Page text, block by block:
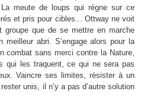
meute de loups qui règne sur ce
et pris pour cibles... Ottway ne voit
groupe que de se mettre en marche
meilleur abri. S’engage alors pour la
combat sans merci contre la Nature,
qui les traquent, ce qui ne sera pas
Vaincre ses limites, résister à un
unis, il n’y a pas d’autre solution